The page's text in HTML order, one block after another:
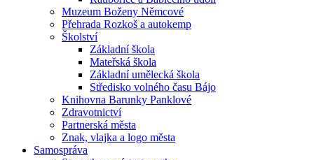
Muzeum Boženy Němcové
Přehrada Rozkoš a autokemp
Školství
Základní škola
Mateřská škola
Základní umělecká škola
Středisko volného času Bájo
Knihovna Barunky Panklové
Zdravotnictví
Partnerská města
Znak, vlajka a logo města
Samospráva